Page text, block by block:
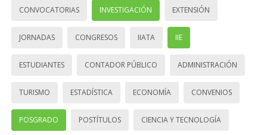
CONVOCATORIAS INVESTIGACIÓN EXTENSIÓN
JORNADAS CONGRESOS IIATA IIE
ESTUDIANTES CONTADOR PÚBLICO ADMINISTRACIÓN
TURISMO ESTADÍSTICA ECONOMÍA CONVENIOS
POSGRADO POSTÍTULOS CIENCIA Y TECNOLOGÍA